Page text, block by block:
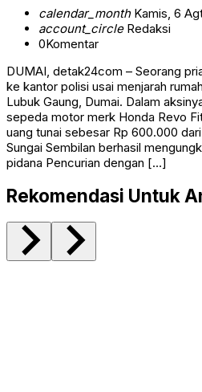
calendar_monthKamis, 6
account_circleRedaksi
0Komentar
DUMAI, detak24com – Seorang
ke kantor polisi usai menjarah
Lubuk Gaung, Dumai. Dalam
sepeda motor merk Honda Revo
uang tunai sebesar Rp 600.000
Sungai Sembilan berhasil
pidana Pencurian dengan […]
Rekomendasi Untuk